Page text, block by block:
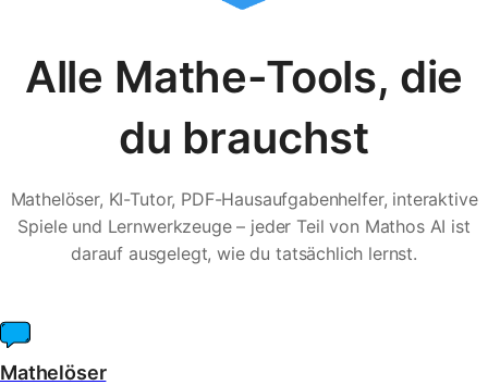
Alle Mathe-Tools, die
du brauchst
Mathelöser, KI-Tutor, PDF-Hausaufgabenhelfer, interaktive
Spiele und Lernwerkzeuge – jeder Teil von Mathos AI ist
darauf ausgelegt, wie du tatsächlich lernst.
Mathelöser